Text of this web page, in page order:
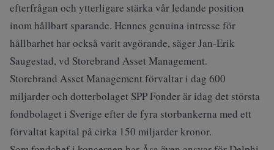
efterfrågan och ytterligare stärka vår ledande position
inom hållbart sparande. Hennes genuina intresse för
hållbarhet har också varit avgörande, säger Jan-Erik
Saugestad, vd Storebrand Asset Management.
Storebrand Asset Management förvaltar i dag 600
miljarder och dotterbolaget SPP Fonder är idag det största
fondbolaget i Sverige efter de fyra storbankerna med ett
förvaltat kapital på cirka 150 miljarder kronor.